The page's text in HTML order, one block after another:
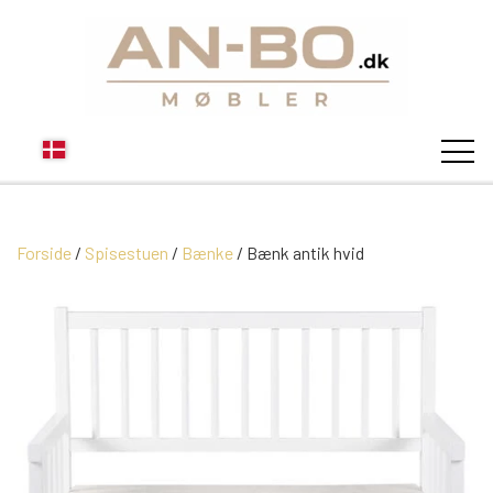
STUEN
SOFA
MODUL SOFA DALLAS
SOFABORDE
SOVEVÆRELSE
Forside Spisestuen Bænke Bænk antik hvid